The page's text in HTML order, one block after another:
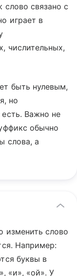
связано с
играет в
числительных,
быть нулевым,
но
Важно не
обычно
слова, а
изменить слово
Например:
буквы в
«и», «ой». У